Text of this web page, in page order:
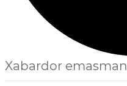
Xabardor emasman